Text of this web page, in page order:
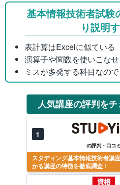
基本情報技術者試験
り説明
表計算はExcelに似ている
演算子や関数を使いこな
ミスが多発する科目なの
人気講座の評判を
1
の評判・口コミ
スタディング基本情報技術者講
かる講座の特徴を徹底調査！